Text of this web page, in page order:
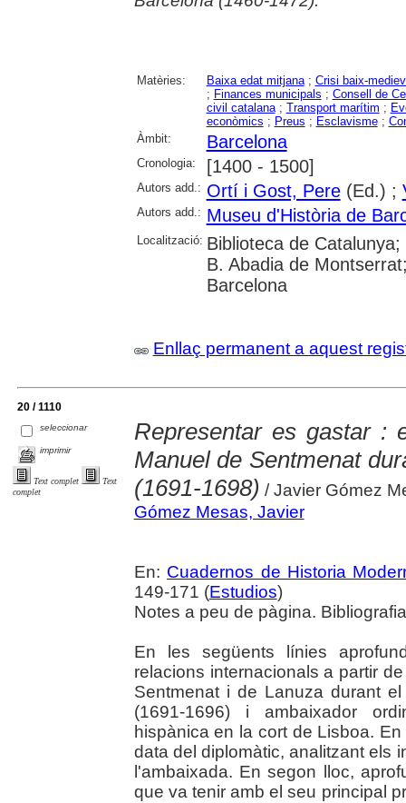
Matèries: Baixa edat mitjana; Crisi baix-
; Finances municipals ; Consell de
civil catalana; Transport marítim ;
econòmics ; Preus ; Esclavisme;
Àmbit:
Barcelona
Cronologia: [1400 - 1500]
Autors add.: Ortí i Gost, Pere(Ed.) ;
Autors add.: Museu d'Història de
Localització: Biblioteca de
B. Abadia de
Barcelona
Enllaç permanent a aquest
20 / 1110
seleccionar
imprimir
Text complet
Text
complet
Representar es gastar :
Manuel de Sentmenat
(1691-1698) / Javier Gómez
Gómez Mesas, Javier
En: Cuadernos de Historia
149-171 (Estudios)
Notes a peu de pàgina.
En les següents línies
relacions internacionals a partir
Sentmenat i de Lanuza durant
(1691-1696) i ambaixador
hispànica en la cort de Lisboa.
data del diplomàtic, analitzant els
l'ambaixada. En segon lloc,
que va tenir amb el seu principal